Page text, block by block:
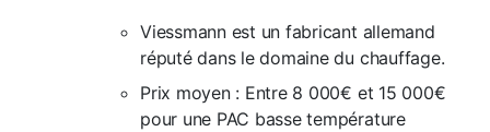
Viessmann est un fabricant allemand
réputé dans le domaine du chauffage.
Prix moyen : Entre 8 000€ et 15 000€
pour une PAC basse température